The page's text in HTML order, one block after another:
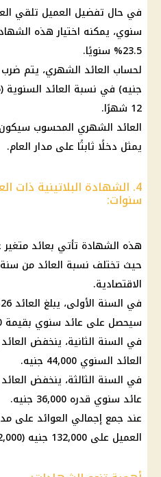
في حال تفضيل العميل تلقي
سنوي، يمكنه اختيار هذه
23.5% سنويًا.
لحساب العائد الشهري
12 شهرًا.
العائد الشهري
يمثل دخلًا ثابتًا على مدار العام.
سنوات:
هذه الشهادة تأتي بعائد
حيث تختلف نسبة العائد من سنة
الاقتصادية.
سيحصل على عائد سنوي بقيمة 52,000 جنيه.
العائد السنوي 44,000 جنيه.
عائد سنوي قدره 36,000 جنيه.
عند جمع إجمالي العوائد على
العميل على 132,000 جنيه (52,000 + 44,000 + 36,000).